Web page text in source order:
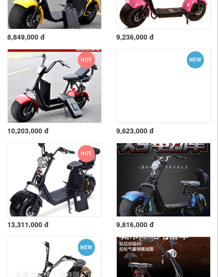
8,849,000 đ 9,236,000 đ
HOT
10,203,000 đ
NEW
9,623,000 đ
HOT
13,311,000 đ 9,816,000 đ
NEW